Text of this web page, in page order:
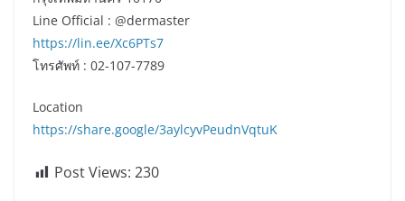
Line Official : @dermaster
https://lin.ee/Xc6PTs7
โทรศัพท์ : 02-107-7789
Location
https://share.google/3aylcyvPeudnVqtuK
Post Views: 230